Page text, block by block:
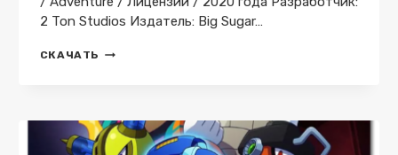
2 Ton Studios Издатель: Big Sugar…
СКАЧАТЬ UNTO
СКАЧАТЬ
ТОРРЕНТ